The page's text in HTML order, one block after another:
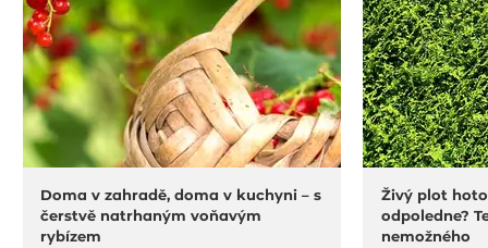
Doma v zahradě, doma v kuchyni – s
čerstvě natrhaným voňavým
rybízem
Živý plot
odpoledne?
nemožného